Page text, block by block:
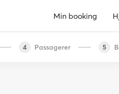
Min booking
4 Passagerer 5